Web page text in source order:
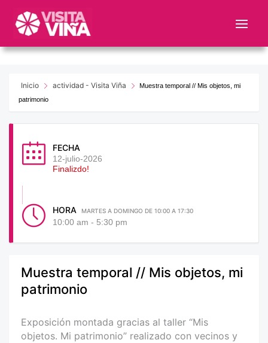
este
web
sistemaInicio actividad - Visita Viña
Muestra temporal // Mis objetos, mi
patrimonio
FECHA
12-julio-2026
Finalizdo!
HORA MARTES A DOMINGO DE 10:00 A 17:30
10:00 am - 5:30 pm
Muestra temporal // Mis objetos, mi
patrimonio
Exposición montada gracias al taller “Mis
objetos. Mi patrimonio” realizado con vecinos y